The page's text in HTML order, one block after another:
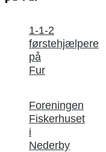
1-1-2
førstehjælpere
på
Fur
Foreningen
Fiskerhuset
i
Nederby